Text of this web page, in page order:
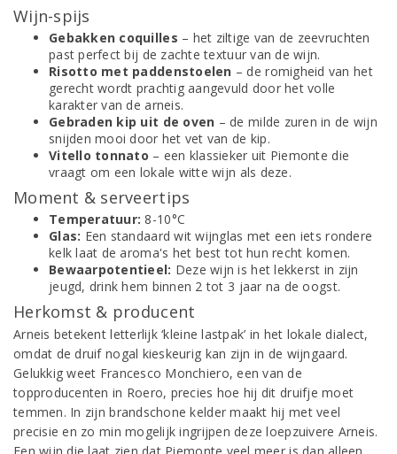
Wijn-spijs
Gebakken coquilles – het ziltige van de zeevruchten
past perfect bij de zachte textuur van de wijn.
Risotto met paddenstoelen – de romigheid van het
gerecht wordt prachtig aangevuld door het volle
karakter van de arneis.
Gebraden kip uit de oven – de milde zuren in de wijn
snijden mooi door het vet van de kip.
Vitello tonnato – een klassieker uit Piemonte die
vraagt om een lokale witte wijn als deze.
Moment & serveertips
Temperatuur: 8-10°C
Glas: Een standaard wit wijnglas met een iets rondere
kelk laat de aroma's het best tot hun recht komen.
Bewaarpotentieel: Deze wijn is het lekkerst in zijn
jeugd, drink hem binnen 2 tot 3 jaar na de oogst.
Herkomst & producent
Arneis betekent letterlijk ‘kleine lastpak’ in het lokale dialect,
omdat de druif nogal kieskeurig kan zijn in de wijngaard.
Gelukkig weet Francesco Monchiero, een van de
topproducenten in Roero, precies hoe hij dit druifje moet
temmen. In zijn brandschone kelder maakt hij met veel
precisie en zo min mogelijk ingrijpen deze loepzuivere Arneis.